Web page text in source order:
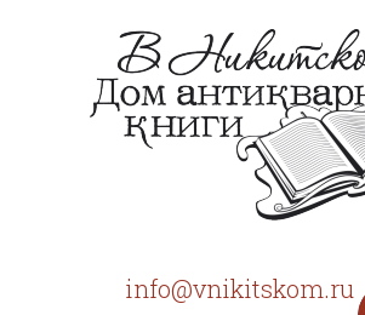
info@vnikitskom.ru